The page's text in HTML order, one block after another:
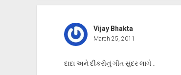
Vijay Bhakta
March 25, 2011
દાદા અને દીકરીનું ગીત સુંદર લાગે ..